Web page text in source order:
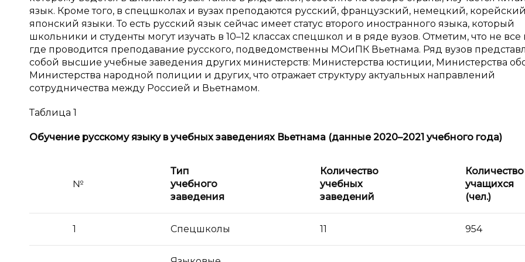
язык. Кроме того, в спецшколах и вузах преподаются русский, французский, немецкий,
японский языки. То есть русский язык сейчас имеет статус второго иностранного языка, который
школьники и студенты могут изучать в 10–12 классах спецшкол и в ряде вузов. Отметим, что не все
где проводится преподавание русского, подведомственны МОиПК Вьетнама. Ряд вузов
собой высшие учебные заведения других министерств: Министерства юстиции, Министерства
Министерства народной полиции и других, что отражает структуру актуальных направлений
сотрудничества между Россией и Вьетнамом.
Таблица 1
Обучение русскому языку вучебных заведениях Вьетнама (данные 2020–2021 учебного года)
№
Тип
учебного
заведения
Количество
учебных
заведений
Количество
учащихся
(чел.)
1 Спецшколы 11 954